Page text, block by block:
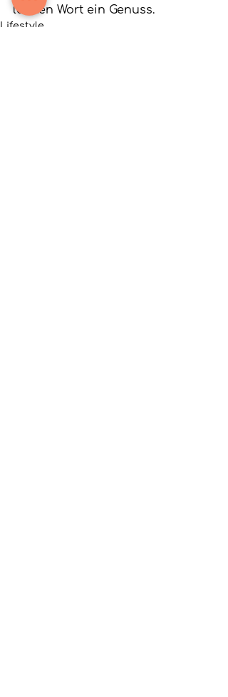
letzten Wort ein Genuss.
Lifestyle